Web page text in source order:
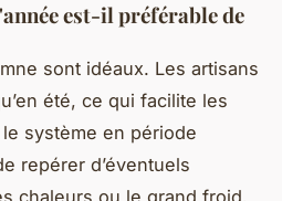
est-il préférable de
sont idéaux. Les artisans
été, ce qui facilite les
système en période
repérer d’éventuels